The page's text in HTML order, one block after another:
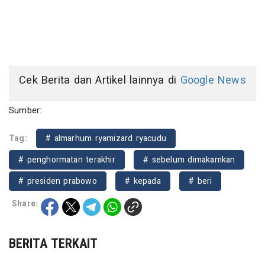
Cek Berita dan Artikel lainnya di Google News
Sumber:
Tag:
# almarhum ryamizard ryacudu
# penghormatan terakhir
# sebelum dimakamkan
# presiden prabowo
# kepada
# beri
Share:
BERITA TERKAIT